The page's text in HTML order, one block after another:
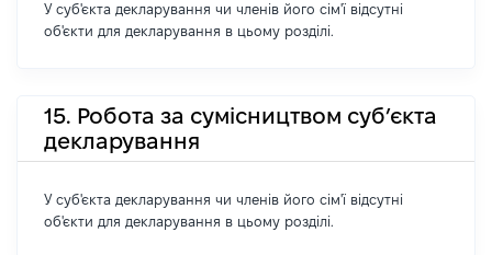
У суб'єкта декларування чи членів його сім'ї відсутні
об'єкти для декларування в цьому розділі.
15. Робота за сумісництвом суб’єкта
декларування
У суб'єкта декларування чи членів його сім'ї відсутні
об'єкти для декларування в цьому розділі.